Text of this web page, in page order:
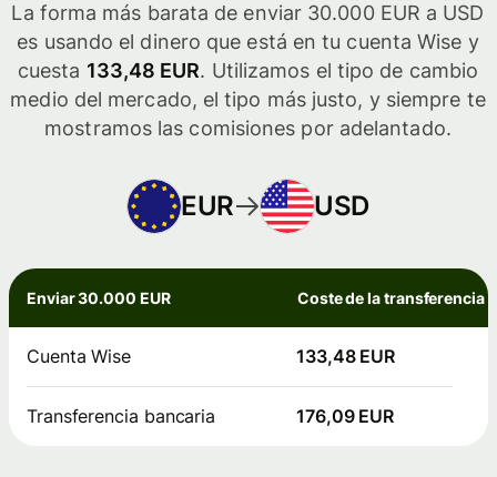
La forma más barata de enviar 30.000 EUR a USD
es usando el dinero que está en tu cuenta Wise y
cuesta 133,48 EUR. Utilizamos el tipo de cambio
medio del mercado, el tipo más justo, y siempre te
mostramos las comisiones por adelantado.
EUR USD
Enviar 30.000 EUR Coste de la transferencia
Cuenta Wise 133,48 EUR
Transferencia bancaria 176,09 EUR